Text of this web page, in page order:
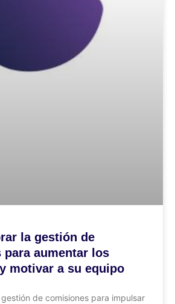
la gestión de
para aumentar los
motivar a su equipo
de comisiones para impulsar